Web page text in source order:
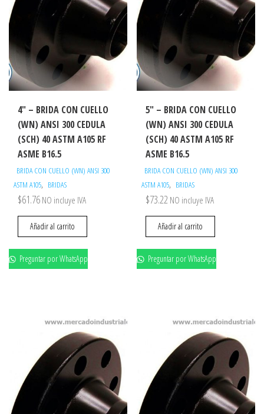
4″ – BRIDA CON CUELLO
(WN) ANSI 300 CEDULA
(SCH) 40 ASTM A105 RF
ASME B16.5
BRIDA CON CUELLO (WN) ANSI 300
ASTM A105, BRIDAS
$61.76 NO incluye IVA
Añadir al carrito
Preguntar por WhatsApp
5″ – BRIDA CON CUELLO
(WN) ANSI 300 CEDULA
(SCH) 40 ASTM A105 RF
ASME B16.5
BRIDA CON CUELLO (WN) ANSI 300
ASTM A105, BRIDAS
$73.22 NO incluye IVA
Añadir al carrito
Preguntar por WhatsApp